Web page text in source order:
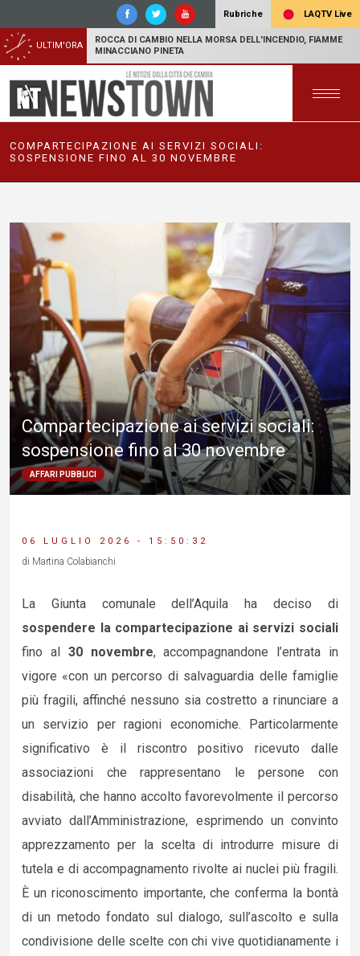
Rubriche LAQTV Live
ULTIM'ORA
ROCCA DI CAMBIO NELLA MORSA DELL'INCENDIO, FIAMME
MINACCIANO PINETA
COMPARTECIPAZIONE AI SERVIZI SOCIALI:
SOSPENSIONE FINO AL 30 NOVEMBRE
Compartecipazione ai servizi sociali:
sospensione fino al 30 novembre
AFFARI PUBBLICI
06 LUGLIO 2026 - 15:50:32
di Martina Colabianchi
La Giunta comunale dell’Aquila ha deciso di
sospendere la compartecipazione ai servizi sociali
fino al30 novembre, accompagnandone l’entrata in
vigore «con un percorso di salvaguardia delle famiglie
più fragili, affinché nessuno sia costretto a rinunciare a
un servizio per ragioni economiche. Particolarmente
significativo è il riscontro positivo ricevuto dalle
associazioni che rappresentano le persone con
disabilità, che hanno accolto favorevolmente il percorso
avviato dall’Amministrazione, esprimendo un convinto
apprezzamento per la scelta di introdurre misure di
tutela e di accompagnamento rivolte ai nuclei più fragili.
È un riconoscimento importante, che conferma la bontà
di un metodo fondato sul dialogo, sull’ascolto e sulla
condivisione delle scelte con chi vive quotidianamente i